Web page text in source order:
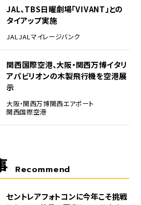
JAL、TBS日曜劇場「VIVANT」との
タイアップ実施
JALJALマイレージバンク
関西国際空港、大阪・関西万博イタリ
アパビリオンの木製飛行機を空港展
示
大阪・関西万博関西エアポート
関西国際空港
Recommend
セントレアフォトコンに今年こそ挑戦